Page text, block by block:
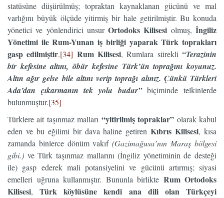
statüsüne düşürülmüş; topraktan kaynaklanan gücünü ve mal
varlığını büyük ölçüde yitirmiş bir hale getirilmiştir. Bu konuda
yönetici ve yönlendirici unsurOrtodoks Kilisesi olmuş,İngiliz
Yönetimi ile Rum-Yunan iş birliği yaparak Türk toprakları
gasp edilmiştir.[34] Rum Kilisesi, Rumlara sürekli “Terazinin
bir kefesine altını, öbür kefesine Türk’ün toprağını koyunuz.
Altın ağır gelse bile altını verip toprağı alınız. Çünkü Türkleri
Ada’dan çıkarmanın tek yolu budur”biçiminde telkinlerde
bulunmuştur.[35]
Türklere ait taşınmaz malları “yitirilmiş topraklar” olarak kabul
eden ve bu eğilimi bir dava haline getirenKıbrıs Kilisesi, kısa
zamanda binlerce dönüm vakıf(Gazimağusa’nın Maraş bölgesi
gibi.) ve Türk taşınmaz mallarını (İngiliz yönetiminin de desteği
ile) gasp ederek mali potansiyelini ve gücünü artırmış; siyasi
emelleri uğruna kullanmıştır. Bununla birlikte Rum Ortodoks
Kilisesi,Türk köylüsüne kendi ana dili olan Türkçeyi